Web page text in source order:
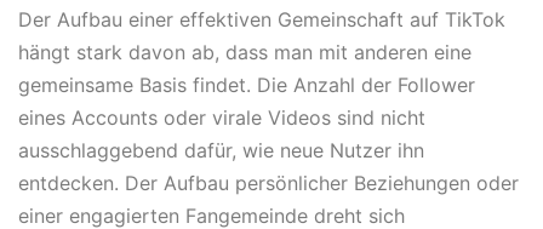
Der Aufbau einer effektiven Gemeinschaft auf TikTok
hängt stark davon ab, dass man mit anderen eine
gemeinsame Basis findet. Die Anzahl der Follower
eines Accounts oder virale Videos sind nicht
ausschlaggebend dafür, wie neue Nutzer ihn
entdecken. Der Aufbau persönlicher Beziehungen oder
einer engagierten Fangemeinde dreht sich